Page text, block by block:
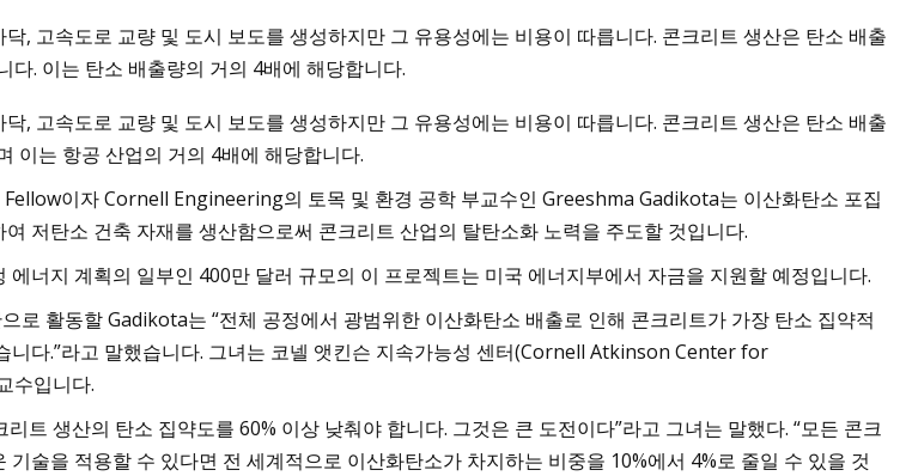
적인 오해 해결 요르단에서 해야 할 10가지: 유명한 와디 럼
과 그 너머에 대한 완벽한 가이드
, 고속도로 교량 및 도시 보도를 생성하지만 그 유용성에는 비용이 따릅니다. 콘크리트 생산은 탄소 배출
다. 이는 탄소 배출량의 거의 4배에 해당합니다.
, 고속도로 교량 및 도시 보도를 생성하지만 그 유용성에는 비용이 따릅니다. 콘크리트 생산은 탄소 배출
이는 항공 산업의 거의 4배에 해당합니다.
이자 Cornell Engineering의 토목 및 환경 공학 부교수인 Greeshma Gadikota는 이산화탄소 포집
저탄소 건축 자재를 생산함으로써 콘크리트 산업의 탈탄소화 노력을 주도할 것입니다.
에너지 계획의 일부인 400만 달러 규모의 이 프로젝트는 미국 에너지부에서 자금을 지원할 예정입니다.
로 활동할 Gadikota는 “전체 공정에서 광범위한 이산화탄소 배출로 인해 콘크리트가 가장 탄소 집약적
니다.”라고 말했습니다. 그녀는 코넬 앳킨슨 지속가능성 센터(Cornell Atkinson Center for
수입니다.
리트 생산의 탄소 집약도를 60% 이상 낮춰야 합니다. 그것은 큰 도전이다”라고 그녀는 말했다. “모든 콘크
기술을 적용할 수 있다면 전 세계적으로 이산화탄소가 차지하는 비중을 10%에서 4%로 줄일 수 있을 것